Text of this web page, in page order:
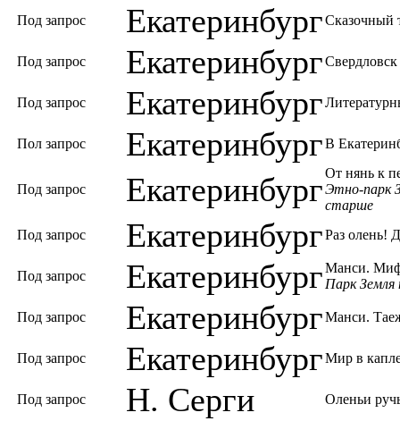
Под запрос ЕкатеринбургСказочный
Под запрос Екатеринбург
Под запрос Екатеринбург
Пол запрос ЕкатеринбургВ
Под запрос ЕкатеринбургОт нянь к
Этно-парк
старше
Под запрос
ЕкатеринбургРаз олень!
Под запрос ЕкатеринбургМанси.
Парк Земля
Под запрос ЕкатеринбургМанси.
Под запрос ЕкатеринбургМир в
Под запрос Н. Серги Оленьи